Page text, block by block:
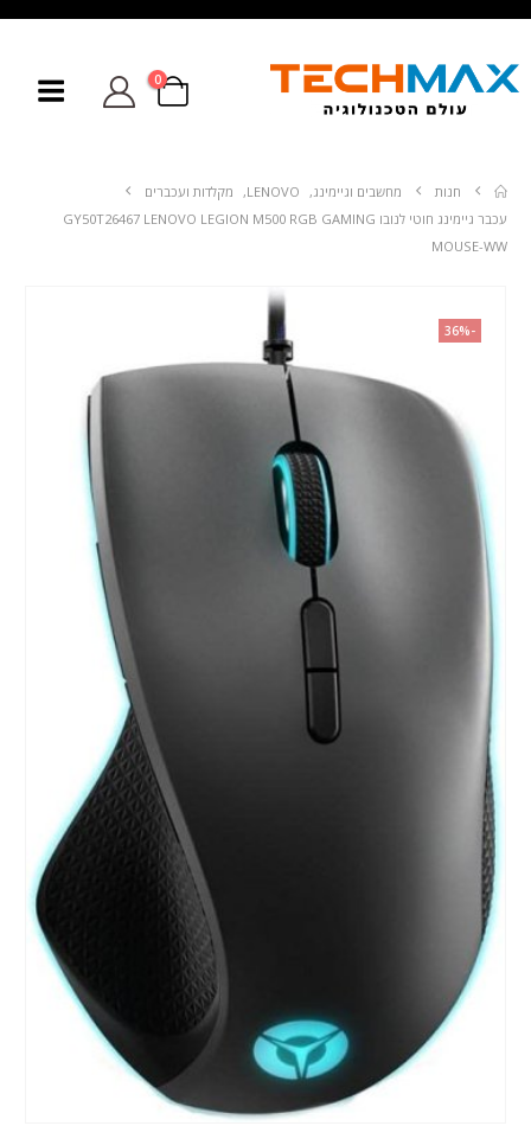
0
חנות מחשבים וגיימינג,
LENOVO
,
מקלדות ועכברים
עכבר גיימינג חוטי לנובו GY50T26467 LENOVO LEGION M500 RGB GAMING
MOUSE-WW
-36%